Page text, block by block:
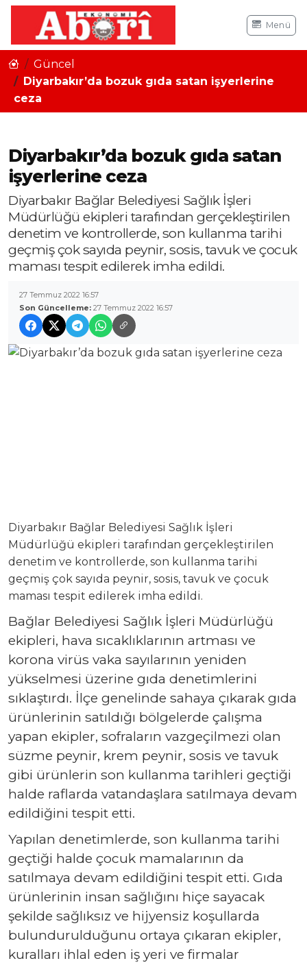
Menü
Güncel
Diyarbakır’da bozuk gıda satan işyerlerine
ceza
Diyarbakır’da bozuk gıda satan
işyerlerine ceza
Diyarbakır Bağlar Belediyesi Sağlık İşleri
Müdürlüğü ekipleri tarafından gerçekleştirilen
denetim ve kontrollerde, son kullanma tarihi
geçmiş çok sayıda peynir, sosis, tavuk ve çocuk
maması tespit edilerek imha edildi.
27 Temmuz 2022 16:57
Son Güncelleme: 27 Temmuz 2022 16:57
Diyarbakır Bağlar Belediyesi Sağlık İşleri
Müdürlüğü ekipleri tarafından gerçekleştirilen
denetim ve kontrollerde, son kullanma tarihi
geçmiş çok sayıda peynir, sosis, tavuk ve çocuk
maması tespit edilerek imha edildi.
Bağlar Belediyesi Sağlık İşleri Müdürlüğü
ekipleri, hava sıcaklıklarının artması ve
korona virüs vaka sayılarının yeniden
yükselmesi üzerine gıda denetimlerini
sıklaştırdı. İlçe genelinde sahaya çıkarak gıda
ürünlerinin satıldığı bölgelerde çalışma
yapan ekipler, sofraların vazgeçilmezi olan
süzme peynir, krem peynir, sosis ve tavuk
gibi ürünlerin son kullanma tarihleri geçtiği
halde raflarda vatandaşlara satılmaya devam
edildiğini tespit etti.
Yapılan denetimlerde, son kullanma tarihi
geçtiği halde çocuk mamalarının da
satılmaya devam edildiğini tespit etti. Gıda
ürünlerinin insan sağlığını hiçe sayacak
şekilde sağlıksız ve hijyensiz koşullarda
bulundurulduğunu ortaya çıkaran ekipler,
kuralları ihlal eden iş yeri ve firmalar